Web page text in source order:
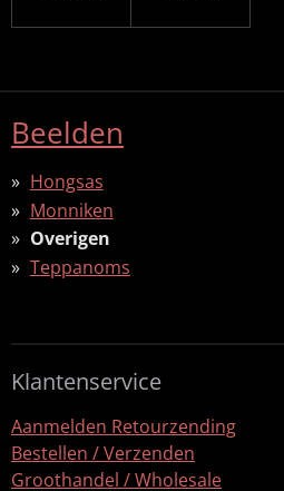
Beelden
Hongsas
Monniken
Overigen
Teppanoms
Klantenservice
Aanmelden Retourzending
Bestellen / Verzenden
Groothandel / Wholesale